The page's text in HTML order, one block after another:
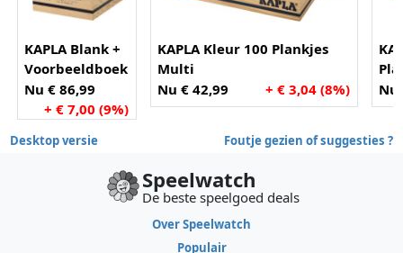
KAPLA Blank +
Voorbeeldboek
Deel 1 - 280
Plankjes
Nu € 86,99
+ € 7,00 (9%)
KAPLA Kleur 100 Plankjes
Multi
Nu € 42,99
+ € 3,04 (8%)
Nu
Desktop versie Foutje gezien of suggesties ?
Speelwatch
De beste speelgoed deals
Over Speelwatch
Populair